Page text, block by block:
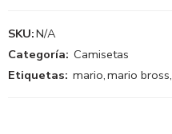
SKU:N/A
Categoría: Camisetas
Etiquetas: mario,mario bross,